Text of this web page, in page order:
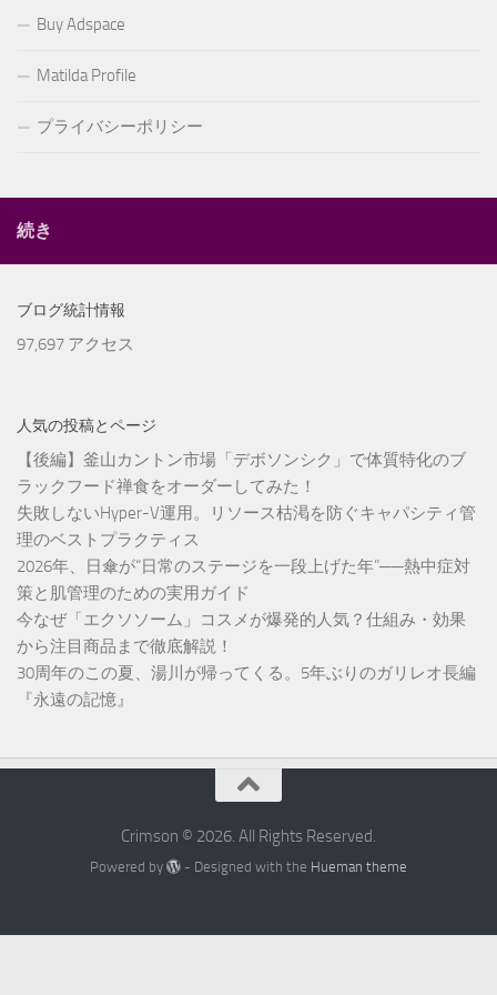
Buy Adspace
Matilda Profile
プライバシーポリシー
続き
ブログ統計情報
97,697 アクセス
人気の投稿とページ
【後編】釜山カントン市場「デボソンシク」で体質特化のブ
ラックフード禅食をオーダーしてみた！
失敗しないHyper-V運用。リソース枯渇を防ぐキャパシティ管
理のベストプラクティス
2026年、日傘が“日常のステージを一段上げた年”──熱中症対
策と肌管理のための実用ガイド
今なぜ「エクソソーム」コスメが爆発的人気？仕組み・効果
から注目商品まで徹底解説！
30周年のこの夏、湯川が帰ってくる。5年ぶりのガリレオ長編
『永遠の記憶』
Crimson © 2026. All Rights Reserved.
Powered by - Designed with the Hueman theme